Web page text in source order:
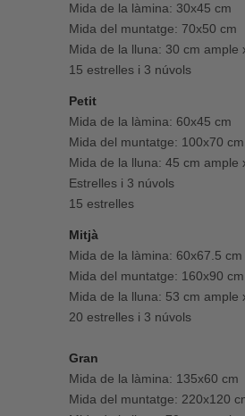
Mida de la làmina: 30x45 cm
Mida del muntatge: 70x50 cm
Mida de la lluna: 30 cm ample
15 estrelles i 3 núvols
Petit
Mida de la làmina: 60x45 cm
Mida del muntatge: 100x70 cm
Mida de la lluna: 45 cm ample
Estrelles i 3 núvols
15 estrelles
Mitjà
Mida de la làmina: 60x67.5 cm
Mida del muntatge: 160x90 cm
Mida de la lluna: 53 cm ample
20 estrelles i 3 núvols
Gran
Mida de la làmina: 135x60 cm
Mida del muntatge: 220x120